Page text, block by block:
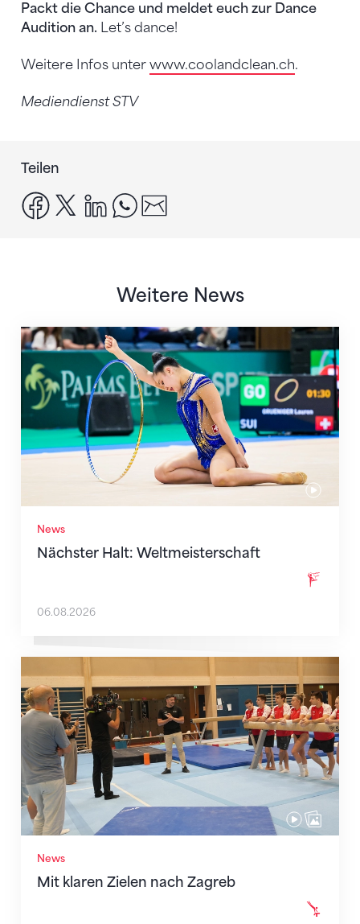
Packt die Chance und meldet euch zur Dance
Audition an. Let’s dance!
Weitere Infos unter www.coolandclean.ch.
Mediendienst STV
Teilen
facebook
x linkedinwhatsapp
Weitere News
News
Nächster Halt: Weltmeisterschaft
Nächster Halt: Weltmeisterschaft
06.08.2026
News
Mit klaren Zielen nach Zagreb
Mit klaren Zielen nach Zagreb